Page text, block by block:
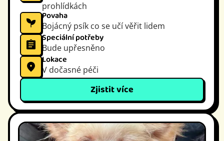
prohlídkách
Povaha
Bojácný psík co se učí věřit lidem
Speciální potřeby
Bude upřesněno
Lokace
V dočasné péči
Zjistit více